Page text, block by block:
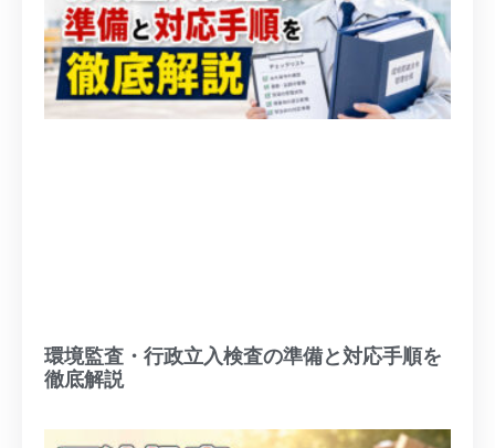
環境監査・行政立入検査の準備と対応手順を
徹底解説